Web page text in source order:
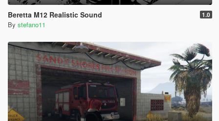
Beretta M12 Realistic Sound 1.0
By stefano11